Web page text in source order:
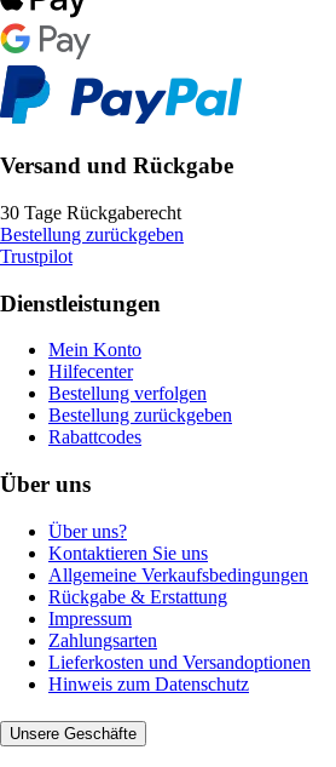
Versand und Rückgabe
30 Tage Rückgaberecht
Bestellung zurückgeben
Trustpilot
Dienstleistungen
Mein Konto
Hilfecenter
Bestellung verfolgen
Bestellung zurückgeben
Rabattcodes
Über uns
Über uns?
Kontaktieren Sie uns
Allgemeine Verkaufsbedingungen
Rückgabe & Erstattung
Impressum
Zahlungsarten
Lieferkosten und Versandoptionen
Hinweis zum Datenschutz
Unsere Geschäfte